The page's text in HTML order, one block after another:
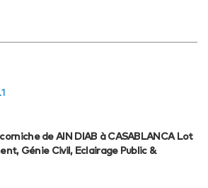
de AIN DIAB à CASABLANCA Lot
Génie Civil, Eclairage Public &